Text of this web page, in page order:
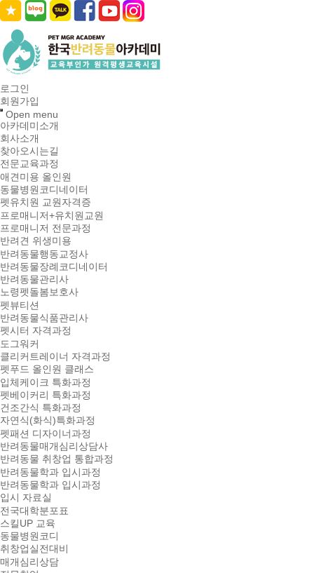
로그인
회원가입
Open menu
아카데미소개
회사소개
찾아오시는길
전문교육과정
애견미용 올인원
동물병원코디네이터
펫유치원 교원자격증
프로매니저+유치원교원
프로매니저 전문과정
반려견 위생미용
반려동물행동교정사
반려동물장례코디네이터
반려동물관리사
노령펫돌봄보호사
펫뷰티션
반려동물식품관리사
펫시터 자격과정
도그워커
클리커트레이너 자격과정
펫푸드 올인원 클래스
입체케이크 특화과정
펫베이커리 특화과정
건조간식 특화과정
자연식(화식)특화과정
펫패션 디자이너과정
반려동물매개심리상담사
반려동물 취창업 통합과정
반려동물학과 입시과정
반려동물학과 입시과정
입시 자료실
전국대학분포표
스킬UP 교육
동물병원코디
취창업실전대비
매개심리상담